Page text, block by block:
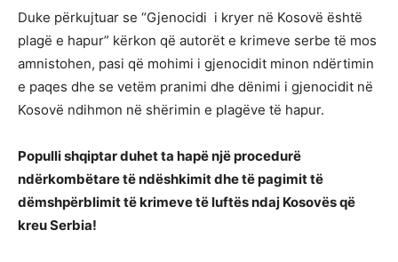
Duke përkujtuar se “Gjenocidi i kryer në Kosovë është
plagë e hapur” kërkon që autorët e krimeve serbe të mos
amnistohen, pasi që mohimi i gjenocidit minon ndërtimin
e paqes dhe se vetëm pranimi dhe dënimi i gjenocidit në
Kosovë ndihmon në shërimin e plagëve të hapur.
Populli shqiptar duhet ta hapë një procedurë
ndërkombëtare të ndëshkimit dhe të pagimit të
dëmshpërblimit të krimeve të luftës ndaj Kosovës që
kreu Serbia!